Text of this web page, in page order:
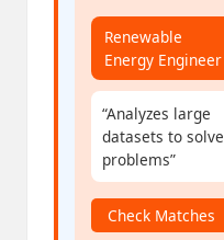
Renewable
Energy Engineer
“Analyzes large
datasets to solve
problems”
Check Matches